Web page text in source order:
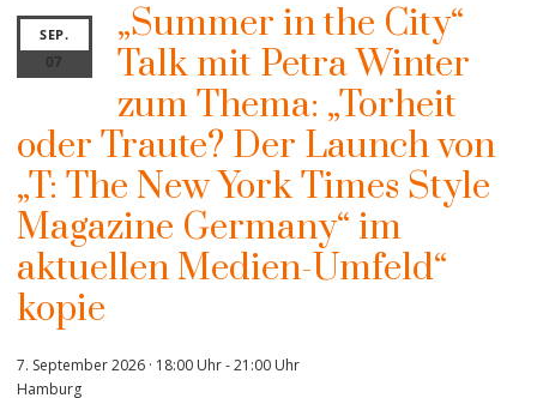
SEP.
07
„Summer in the City“
Talk mit Petra Winter
zum Thema: „Torheit
oder Traute? Der Launch von
„T: The New York Times Style
Magazine Germany“ im
aktuellen Medien-Umfeld“
kopie
7. September 2026 · 18:00 Uhr-21:00 Uhr
Hamburg